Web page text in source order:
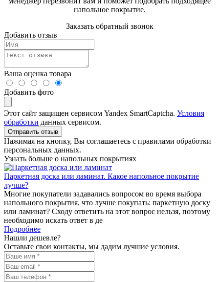
напольное покрытие.
Заказать обратный звонок
Добавить отзыв
Ваша оценка товара
Добавить фото
Этот сайт защищен сервисом Yandex SmartCaptcha. Условия
обработки данных сервисом.
Отправить отзыв
Нажимая на кнопку, Вы соглашаетесь с правилами обработки
персональных данных.
Узнать больше о напольных покрытиях
Паркетная доска или ламинат. Какое напольное покрытие
лучше?
Многие покупатели задавались вопросом во время выбора
напольного покрытия, что лучше покупать: паркетную доску
или ламинат? Сходу ответить на этот вопрос нельзя, поэтому
необходимо искать ответ в де
Подробнее
Нашли дешевле?
Оставьте свои контакты, мы дадим лучшие условия.